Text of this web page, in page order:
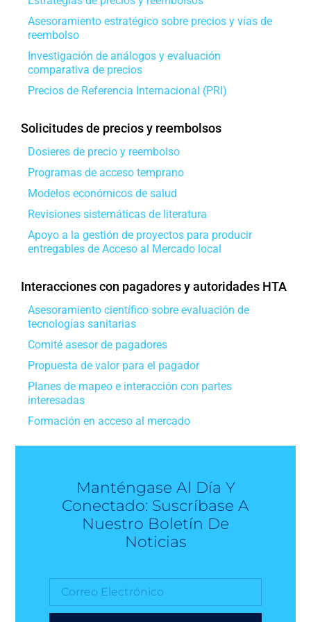
Asesoramiento estratégico sobre precios y vías de
reembolso
Investigación de análogos y evaluación
comparativa de precios
Precios de Referencia Internacional (PRI)
Solicitudes de precios y reembolsos
Dosieres de precio y reembolso
Programas de acceso temprano
Modelos económicos de salud
Revisiones sistemáticas de literatura
Apoyo a la gestión de proyectos para producir
entregables de Acceso al Mercado local
Interacciones con pagadores y autoridades HTA
Asesoramiento científico sobre evaluación de
tecnologías sanitarias
Comité asesor de pagadores
Propuesta de valor para el pagador
Planes de mapeo e interacción con partes
interesadas
Formación en acceso al mercado
Manténgase Al Día Y
Conectado: Suscríbase A
Nuestro Boletín De
Noticias